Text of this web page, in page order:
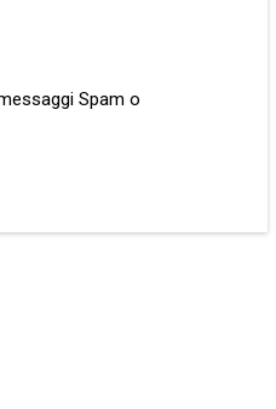
Spam o